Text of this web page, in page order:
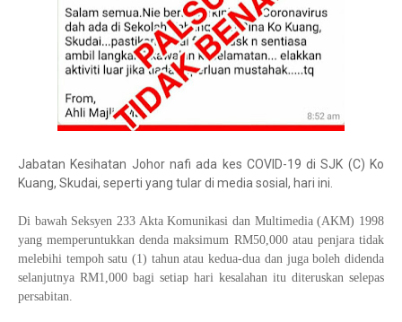
Jabatan Kesihatan Johor nafi ada kes COVID-19 di SJK (C) Ko
Kuang, Skudai, seperti yang tular di media sosial, hari ini.
Di bawah Seksyen 233 Akta Komunikasi dan Multimedia (AKM) 1998
yang memperuntukkan denda maksimum RM50,000 atau penjara tidak
melebihi tempoh satu (1) tahun atau kedua-dua dan juga boleh didenda
selanjutnya RM1,000 bagi setiap hari kesalahan itu diteruskan selepas
persabitan.